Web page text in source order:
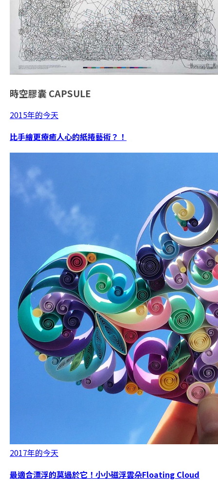
時空膠囊 CAPSULE
2015年的今天
比手繪更療癒人心的紙捲藝術？！
2017年的今天
最適合漂浮的莫過於它！小小磁浮雲朵Floating Cloud